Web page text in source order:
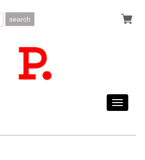
search
Toggle